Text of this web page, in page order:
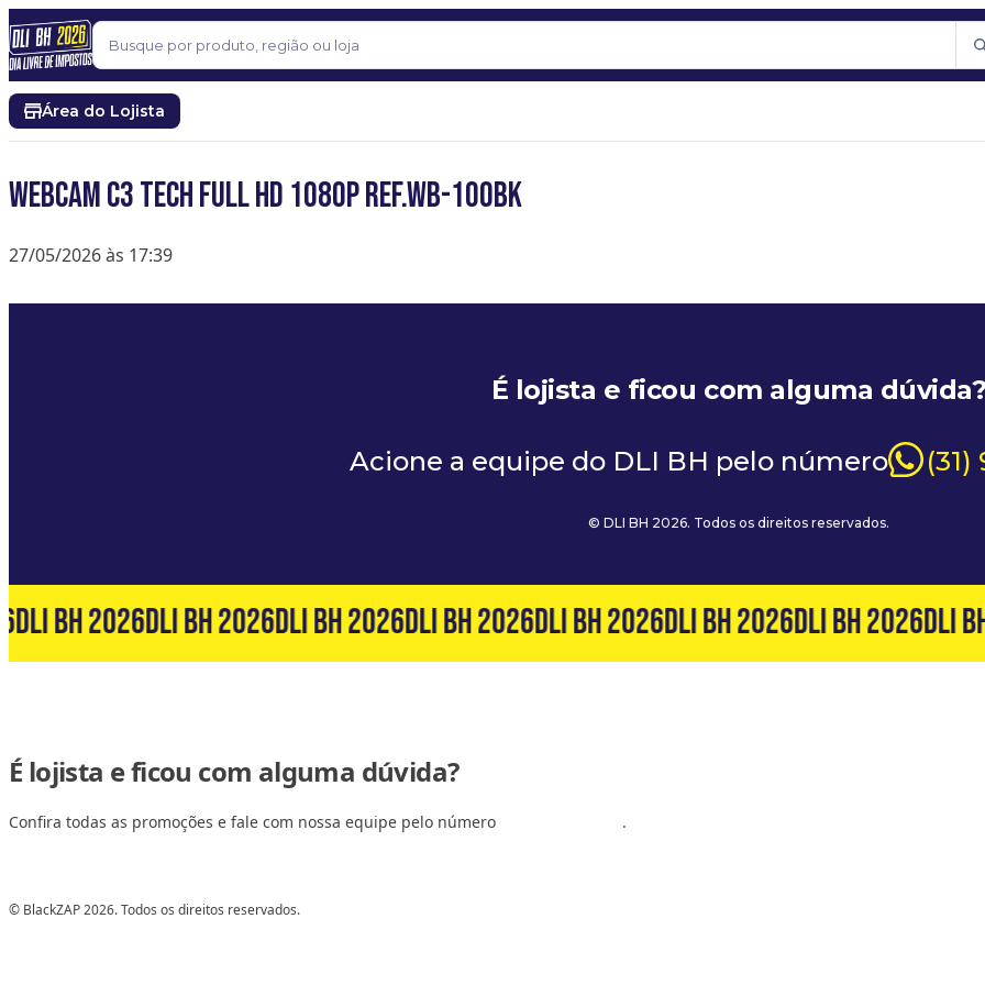
Pular para o conteúdo
Buscar
Área do Lojista
WEBCAM C3 TECH FULL HD 1080P REF.WB-100BK
27/05/2026 às 17:39
É lojista e ficou com alguma dúvida?
Acione a equipe do DLI BH pelo número (31)
© DLI BH 2026. Todos os direitos reservados.
DLI BH 2026DLI BH 2026DLI BH 2026DLI BH 2026DLI BH 2026DLI BH 2026DLI BH 2026DLI
É lojista e ficou com alguma dúvida?
Confira todas as promoções e fale com nossa equipe pelo número .
© BlackZAP 2026. Todos os direitos reservados.